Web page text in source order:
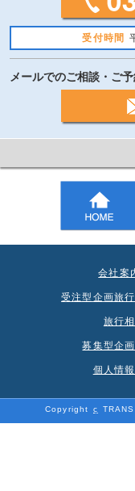
受付時間
メールでのご相談・ご
会社案
受注型企画旅
旅行
募集型企
個人情
Copyrightc